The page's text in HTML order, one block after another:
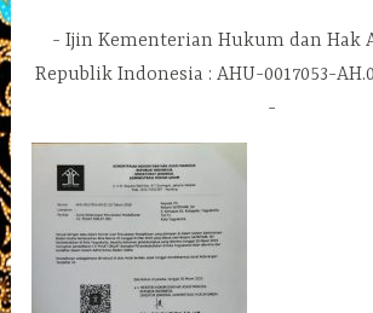
Ijin Kementerian Hukum dan Hak
Republik Indonesia : AHU-0017053-